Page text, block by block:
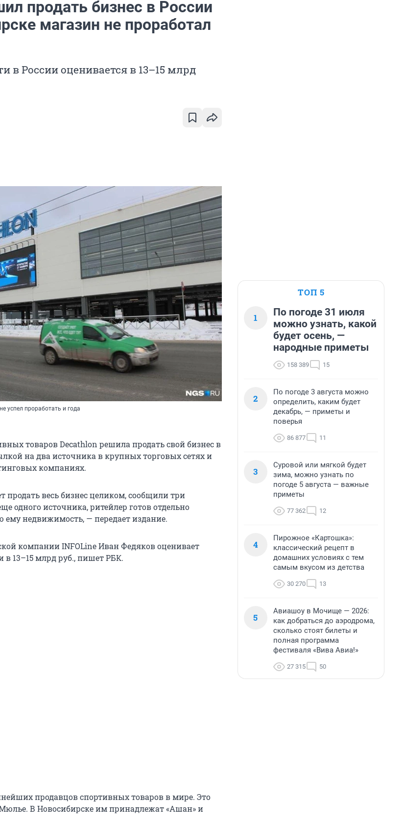
продать бизнес в России
магазин не проработал
в России оценивается в 13–15 млрд
успел проработать и года
товаров Decathlon решила продать свой бизнес в
на два источника в крупных торговых сетях и
компаниях.
продать весь бизнес целиком, сообщили три
одного источника, ритейлер готов отдельно
недвижимость, — передает издание.
компании INFOLine Иван Федяков оценивает
в 13–15 млрд руб., пишет РБК.
продавцов спортивных товаров в мире. Это
В Новосибирске им принадлежат «Ашан» и
ТОП 5
1
По погоде 31 июля
можно узнать, какой
будет осень, —
народные приметы
158 389 15
2
По погоде 3 августа можно
определить, каким будет
декабрь, — приметы и
поверья
86 877 11
3
Суровой или мягкой будет
зима, можно узнать по
погоде 5 августа — важные
приметы
77 362 12
4
Пирожное «Картошка»:
классический рецепт в
домашних условиях с тем
самым вкусом из детства
30 270 13
5
Авиашоу в Мочище — 2026:
как добраться до аэродрома,
сколько стоят билеты и
полная программа
фестиваля «Вива Авиа!»
27 315 50